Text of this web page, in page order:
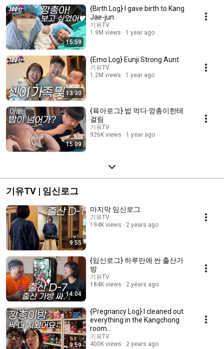
15:59
{Birth Log} I gave birth to Kang
Jae-jun.
기유TV
1.9M views
1 year ago
13:30
{Emo Log} Eunji Strong Aunt
기유TV
1.2M views
1 year ago
15:09
{육아로그} 밥 먹다 깡총이한테
걸림
기유TV
926K views
1 year ago
기유TV | 임신로그
9:55
마지막 임신로그
기유TV
194K views
2 years ago
14:04
{임신로그} 하루만에 싼 출산가
방
기유TV
184K views
2 years ago
9:59
{Pregnancy Log} I cleaned out
everything in the Kangchong
room...
기유TV
400K views
2 years ago